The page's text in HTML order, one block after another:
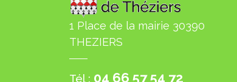
1 Place de la mairie 30390
THEZIERS
Tél : 04 66 57 54 72